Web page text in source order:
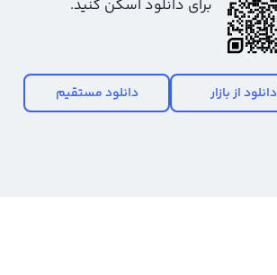
برای دانلود اسکن کنید.
دانلود از بازار دانلود مستقیم